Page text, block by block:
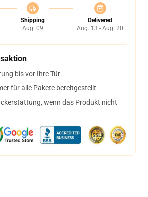
Shipping
Aug. 09
Delivered
Aug. 13 - Aug. 20
bis vor Ihre Tür
für alle Pakete bereitgestellt
wenn das Produkt nicht